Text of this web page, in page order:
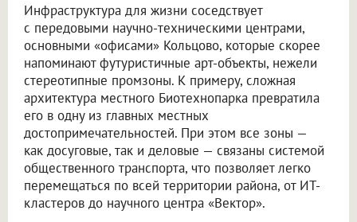
Инфраструктура для жизни соседствует
с передовыми научно-техническими центрами,
основными «офисами» Кольцово, которые скорее
напоминают футуристичные арт-объекты, нежели
стереотипные промзоны. К примеру, сложная
архитектура местного Биотехнопарка превратила
его в одну из главных местных
достопримечательностей. При этом все зоны —
как досуговые, так и деловые — связаны системой
общественного транспорта, что позволяет легко
перемещаться по всей территории района, от ИТ-
кластеров до научного центра «Вектор».